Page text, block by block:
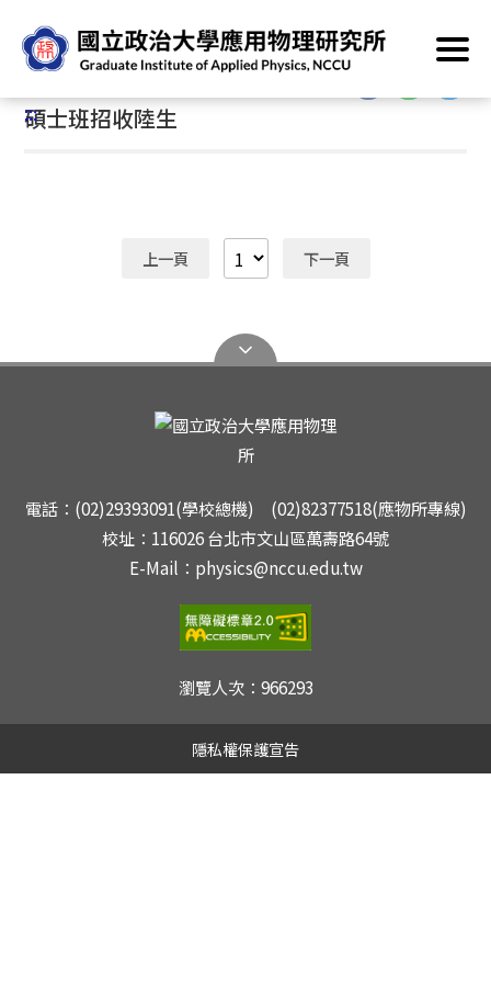
到
主
要
內
首頁 資訊專區 招生資訊 / 碩士班招收陸生
:::
碩士班招收陸生
上一頁 下一頁
電話：(02)29393091(學校總機) (02)82377518(應物所專線)
校址：116026 台北市文山區萬壽路64號
E-Mail：physics@nccu.edu.tw
瀏覽人次： 966293
隱私權保護宣告